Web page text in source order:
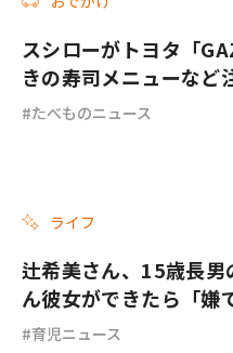
スシローがトヨタ「
きの寿司メニューなど
たべものニュース
ライフ
辻希美さん、15歳長
ん彼女ができたら「嫌
育児ニュース